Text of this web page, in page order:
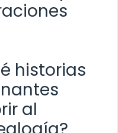
historias
al